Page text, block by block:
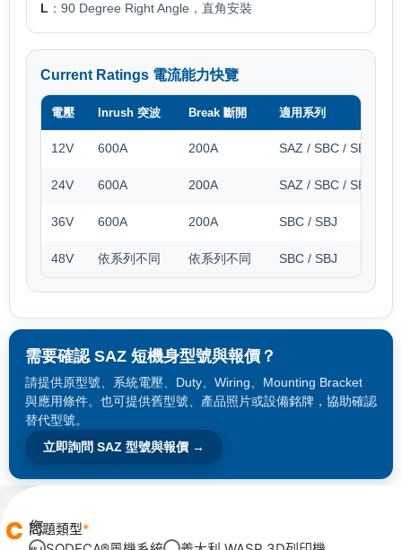
L ：90 Degree Right Angle，直角安裝
Current Ratings 電流能力快覽
電壓 Inrush 突波 Break 斷開 適用系列
12V 600A 200A SAZ / SBC / SBJ
24V 600A 200A SAZ / SBC / SBJ
36V 600A 200A SBC / SBJ
48V 依系列不同 依系列不同 SBC / SBJ
需要確認 SAZ 短機身型號與報價？
請提供原型號、系統電壓、Duty、Wiring、Mounting Bracket
與應用條件。也可提供舊型號、產品照片或設備銘牌，協助確認
替代型號。
立即詢問 SAZ 型號與報價 →
C 您
問題類型